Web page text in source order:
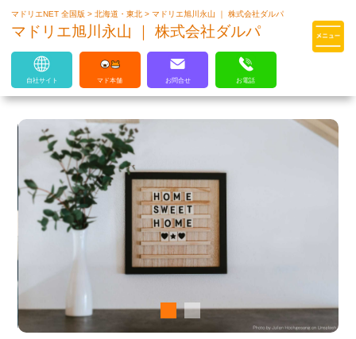
マドリエはLIXILの厳しい基準を
クリアした住まいのプロ集団です
マドリエNET 全国版>北海道・東北>マドリエ旭川永山 ｜ 株式会社ダルパ
マドリエ旭川永山 ｜ 株式会社ダルパ
自社サイト マド本舗 お問合せ お電話